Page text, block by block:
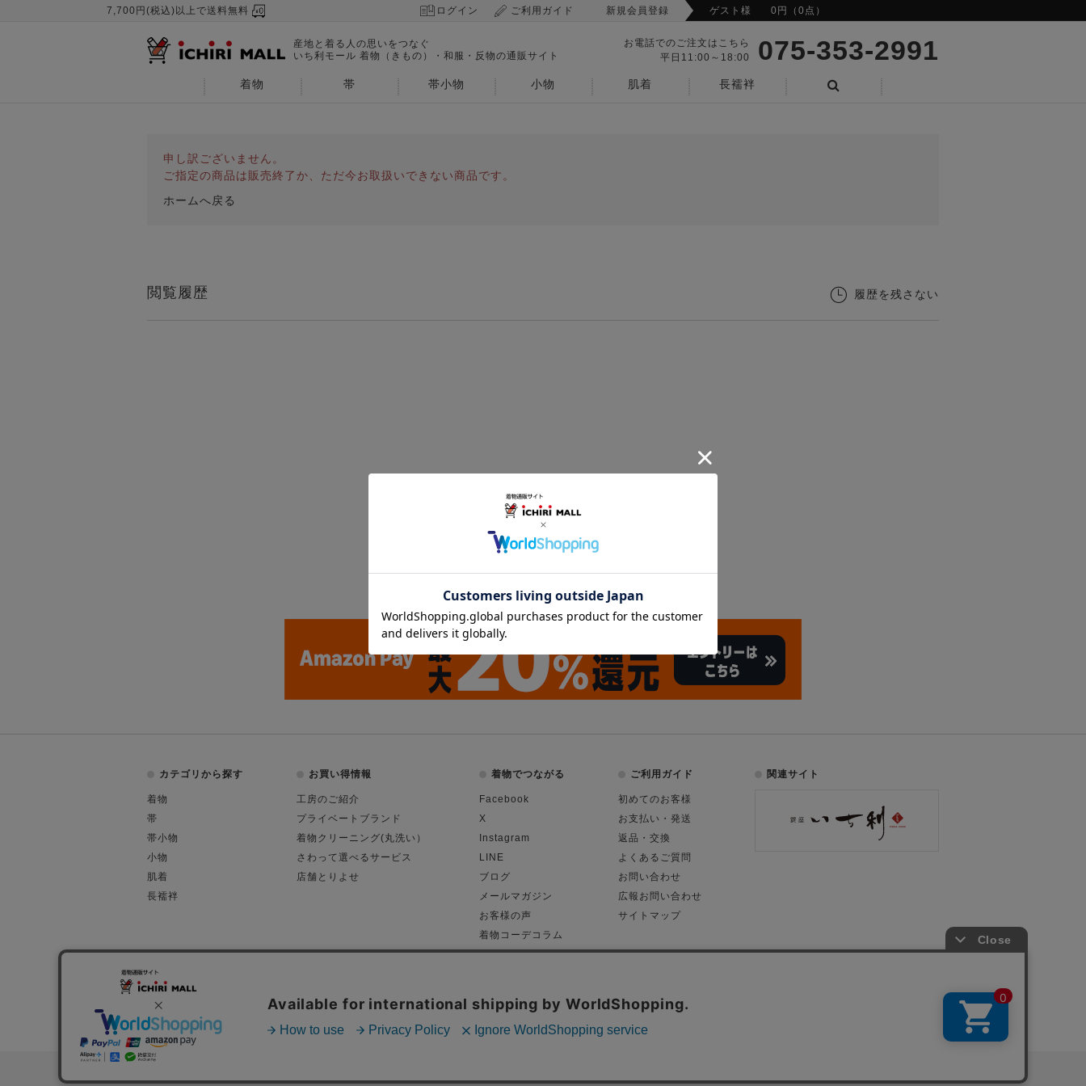
7,700円(税込)以上で送料無料 ログイン ご利用ガイド 新規会員登録 ゲスト様 0円（0点）
産地と着る人の思いをつなぐ
いち利モール 着物（きもの）・和服・反物の通販サイト
お電話でのご注文はこちら
平日11:00～18:00
075-353-2991
着物 帯 帯小物 小物 肌着
長襦袢
申し訳ございません。
ご指定の商品は販売終了か、ただ今お取扱いできない商品です。
ホームへ戻る
閲覧履歴 履歴を残さない
カテゴリから探す
着物
帯
帯小物
小物
肌着
長襦袢
お買い得情報
工房のご紹介
プライベートブランド
着物クリーニング(丸洗い）
さわって選べるサービス
店舗とりよせ
着物でつながる
Facebook
X
Instagram
LINE
ブログ
メールマガジン
お客様の声
着物コーデコラム
ご利用ガイド
初めてのお客様
お支払い・発送
返品・交換
よくあるご質問
お問い合わせ
広報お問い合わせ
サイトマップ
関連サイト